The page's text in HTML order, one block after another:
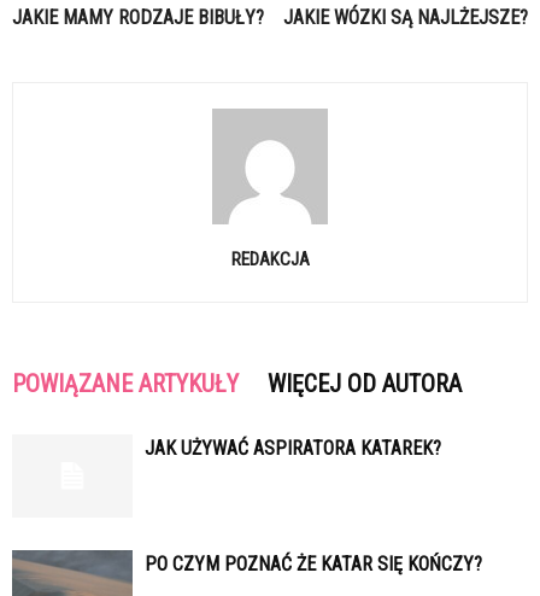
JAKIE MAMY RODZAJE BIBUŁY? JAKIE WÓZKI SĄ NAJLŻEJSZE?
REDAKCJA
POWIĄZANE ARTYKUŁY WIĘCEJ OD AUTORA
JAK UŻYWAĆ ASPIRATORA KATAREK?
PO CZYM POZNAĆ ŻE KATAR SIĘ KOŃCZY?